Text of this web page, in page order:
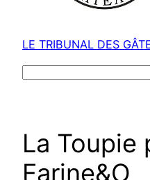
LE TRIBUNAL DES
La Toupie
Farine&O